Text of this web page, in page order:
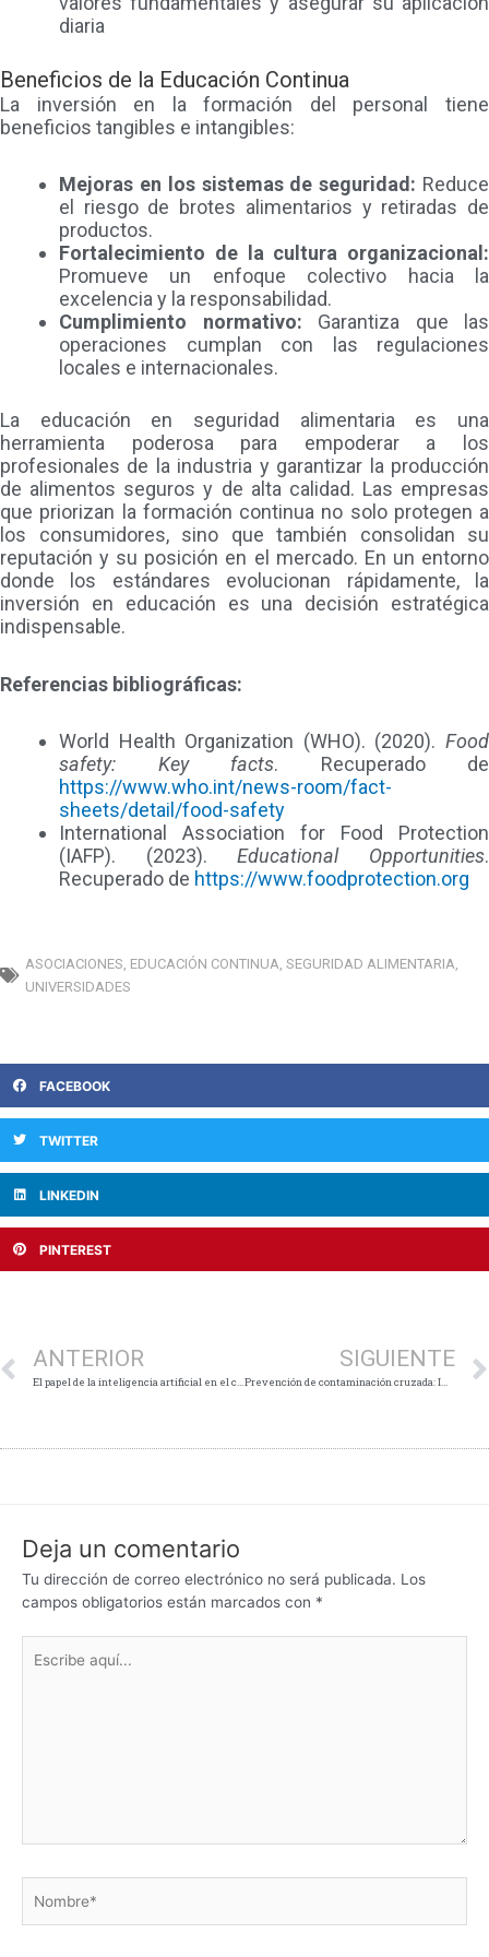
diaria
Beneficios de la Educación Continua
La inversión en la formación del personal tiene
beneficios tangibles e intangibles:
Mejoras en los sistemas de seguridad: Reduce
el riesgo de brotes alimentarios y retiradas de
productos.
Fortalecimiento de la cultura organizacional:
Promueve un enfoque colectivo hacia la
excelencia y la responsabilidad.
Cumplimiento normativo: Garantiza que las
operaciones cumplan con las regulaciones
locales e internacionales.
La educación en seguridad alimentaria es una
herramienta poderosa para empoderar a los
profesionales de la industria y garantizar la producción
de alimentos seguros y de alta calidad. Las empresas
que priorizan la formación continua no solo protegen a
los consumidores, sino que también consolidan su
reputación y su posición en el mercado. En un entorno
donde los estándares evolucionan rápidamente, la
inversión en educación es una decisión estratégica
indispensable.
Referencias bibliográficas:
World Health Organization (WHO). (2020). Food
safety: Key facts. Recuperado de
https://www.who.int/news-room/fact-
sheets/detail/food-safety
International Association for Food Protection
(IAFP). (2023).Educational Opportunities.
Recuperado de https://www.foodprotection.org
ASOCIACIONES, EDUCACIÓN CONTINUA, SEGURIDAD ALIMENTARIA,
UNIVERSIDADES
FACEBOOK
TWITTER
LINKEDIN
PINTEREST
ANTERIOR
El papel de la inteligencia artificial en el crecimiento del sector de alimentos y bebidas
SIGUIENTE
Prevención de contaminación cruzada: Importancia de la desinfección de suelos en la Industria Alimentaria
Deja un comentario
Tu dirección de correo electrónico no será publicada. Los
campos obligatorios están marcados con *
aquí...